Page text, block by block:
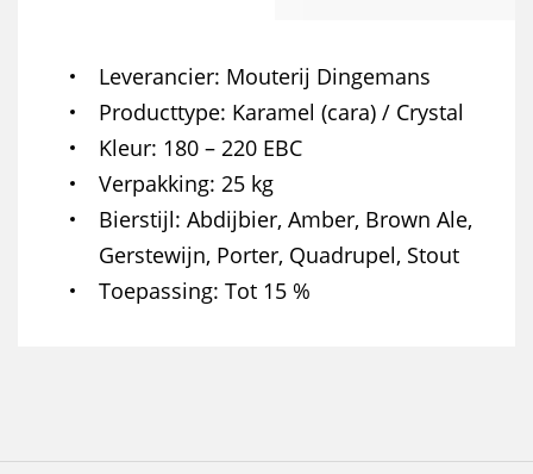
Leverancier Mouterij Dingemans
Producttype Karamel (cara) / Crystal
Kleur 180 – 220 EBC
Verpakking 25 kg
Bierstijl Abdijbier, Amber, Brown Ale,
Gerstewijn, Porter, Quadrupel, Stout
Toepassing Tot 15 %